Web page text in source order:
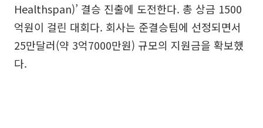
Healthspan)’ 결승 진출에 도전한다. 총 상금 1500
억원이 걸린 대회다. 회사는 준결승팀에 선정되면서
25만달러(약 3억7000만원) 규모의 지원금을 확보했
다.